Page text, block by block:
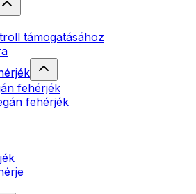
támogatásához
fehérjék
fehérjék